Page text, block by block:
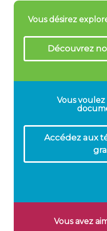
Vous désirez
Découvrez
Vous
Accédez aux
Vous avez